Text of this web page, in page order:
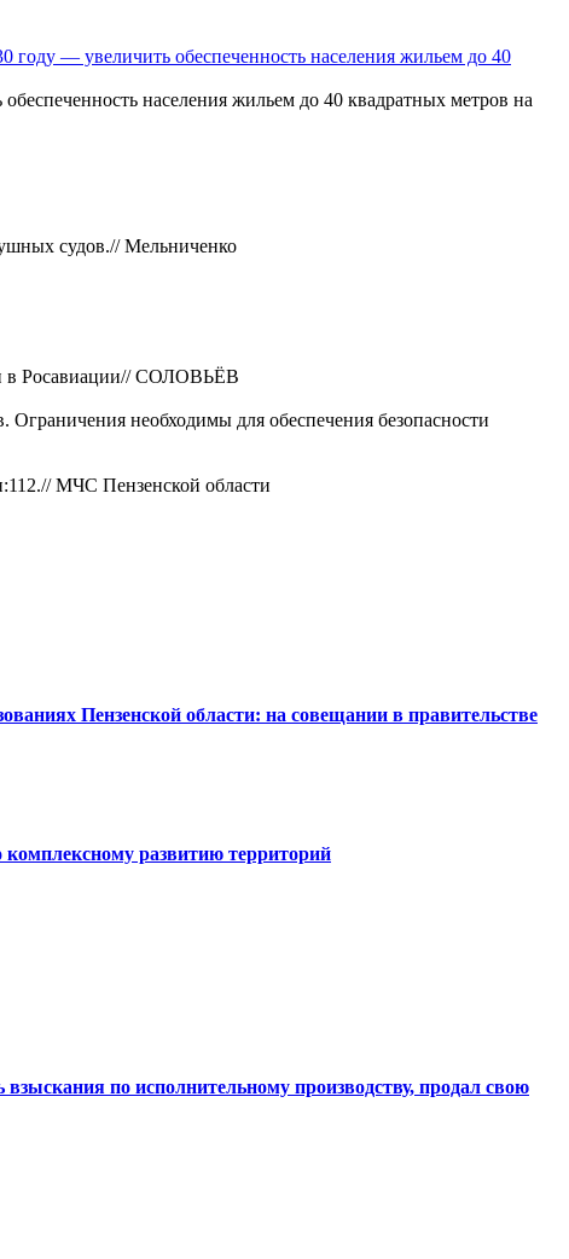
году — увеличить обеспеченность населения жильем до 40
населения жильем до 40 квадратных метров на
судов.//Мельниченко
в Росавиации//СОЛОВЬЁВ
необходимы для обеспечения безопасности
МЧС Пензенской области
Пензенской области: на совещании в правительстве
комплексному развитию территорий
по исполнительному производству, продал свою